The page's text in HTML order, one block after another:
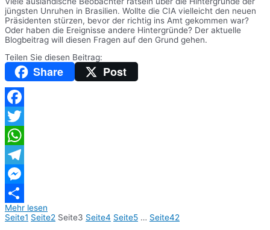
jüngsten Unruhen in Brasilien. Wollte die CIA vielleicht den neuen
Präsidenten stürzen, bevor der richtig ins Amt gekommen war?
Oder haben die Ereignisse andere Hintergründe? Der aktuelle
Blogbeitrag will diesen Fragen auf den Grund gehen.
Teilen Sie diesen Beitrag:
Share Post
Facebook
Twitter
WhatsApp
Telegram
Messenger
Teilen
Mehr lesen
Seite1 Seite2 Seite3 Seite4 Seite5 … Seite42